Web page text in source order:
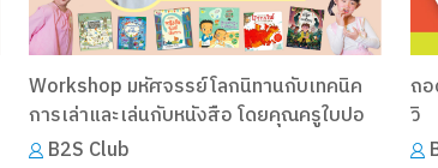
Workshop มหัศจรรย์โลกนิทานกับเทคนิค
การเล่าและเล่นกับหนังสือ โดยคุณครูใบปอ
B2S Club
ถ
วิ